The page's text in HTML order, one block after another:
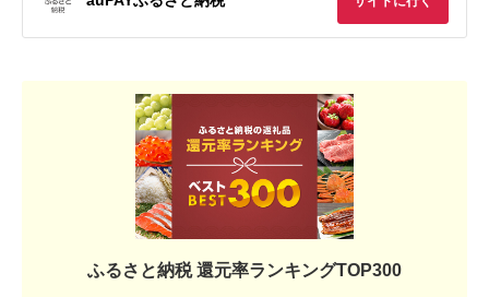
ふるさと納税 還元率ランキングTOP300